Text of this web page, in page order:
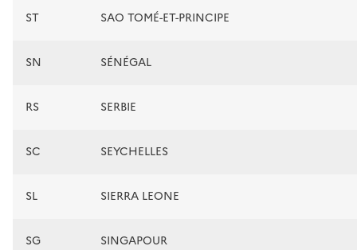
ST SAO TOMÉ-ET-PRINCIPE
SN SÉNÉGAL
RS SERBIE
SC SEYCHELLES
SL SIERRA LEONE
SG SINGAPOUR